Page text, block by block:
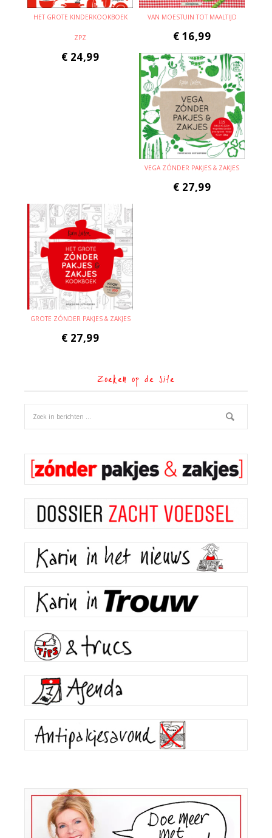
HET GROTE KINDERKOOKBOEK
ZPZ
€ 24,99
VAN MOESTUIN TOT MAALTIJD
€ 16,99
VEGA ZÓNDER PAKJES & ZAKJES
€ 27,99
GROTE ZÓNDER PAKJES & ZAKJES
€ 27,99
Zoeken op de site